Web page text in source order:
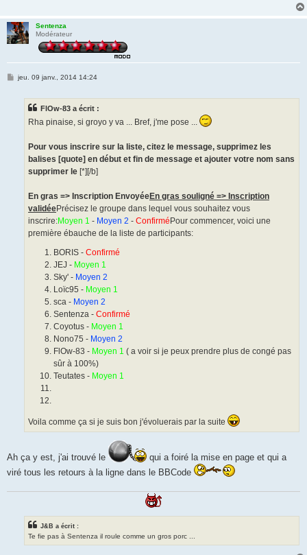
Sentenza
Modérateur
Mjeu. 09 janv., 2014 14:24
FlOw-83 a écrit :
Rha pinaise, si groyo y va ... Bref, j'me pose ...
Pour vous inscrire sur la liste, citez le message, supprimez les
balises [quote] en début et fin de message et ajouter votre nom sans
supprimer le [*][/b]
En gras => Inscription EnvoyéeEn gras souligné => Inscription
validéePrécisez le groupe dans lequel vous souhaitez vous
inscrire:Moyen 1 - Moyen 2 - ConfirméPour commencer, voici une
première ébauche de la liste de participants:
BORIS -Confirmé
JEJ - Moyen 1
Sky' - Moyen 2
Loïc95 - Moyen 1
sca - Moyen 2
Sentenza -Confirmé
Coyotus - Moyen 1
Nono75 - Moyen 2
FlOw-83 - Moyen 1 ( a voir si je peux prendre plus de congé pas
sûr à 100%)
Teutates - Moyen 1
Voila comme ça si je suis bon j'évoluerais par la suite
Ah ça y est, j'ai trouvé le
qui a foiré la mise en page et qui a
viré tous les retours à la ligne dans le BBCode
J&B a écrit :
Te fie pas à Sentenza il roule comme un gros porc ...